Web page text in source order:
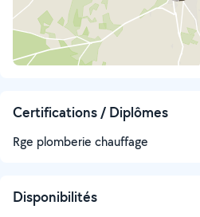
Certifications / Diplômes
Rge plomberie chauffage
Disponibilités